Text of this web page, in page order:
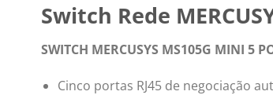
Switch Rede
SWITCH MERCUSYS MS105G MINI 5
Cinco portas RJ45 de negociação